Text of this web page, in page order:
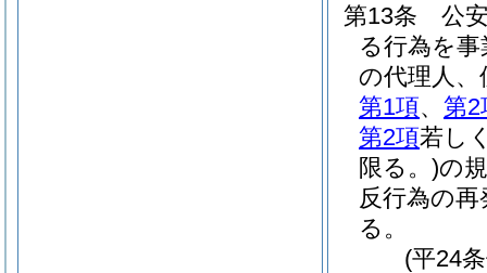
第13条
公
る行為を
の代理人
第1項、 第2
第2項若し
限る。)の
反行為の
る。
(平24